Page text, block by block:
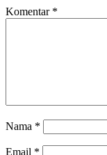
Komentar *
Nama *
Email *